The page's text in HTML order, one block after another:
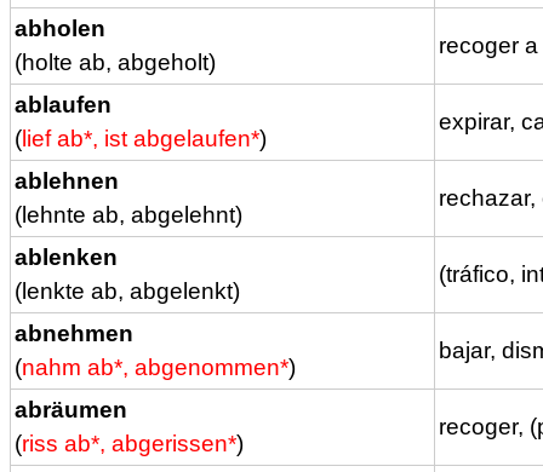
abholen
(holte ab, abgeholt)
recoger
ablaufen
( lief ab*, ist abgelaufen*)
expirar,
ablehnen
(lehnte ab, abgelehnt)
rechazar,
ablenken
(lenkte ab, abgelenkt)
(tráfico,
abnehmen
(nahm ab*, abgenommen*)
bajar,
abräumen
(riss ab*, abgerissen*)
recoger,